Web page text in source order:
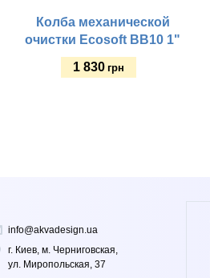
Колба механической
очистки Ecosoft BB10 1"
1 830 грн
info@akvadesign.ua
г. Киев, м. Черниговская,
ул. Миропольская, 37